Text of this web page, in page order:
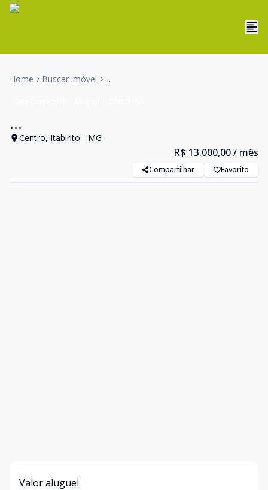
Home Buscar imóvel ...
...
Centro, Itabirito - MG
R$ 13.000,00/ mês
Compartilhar Favorito
Valor aluguel